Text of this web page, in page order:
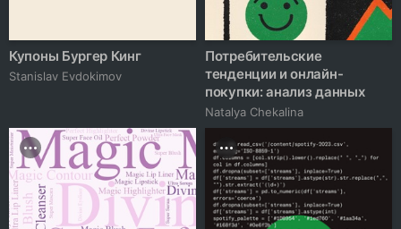
Купоны Бургер Кинг
Stanislav Evdokimov
Потребительские
тенденции и онлайн-
покупки: анализ данных
Natalya Chekalina